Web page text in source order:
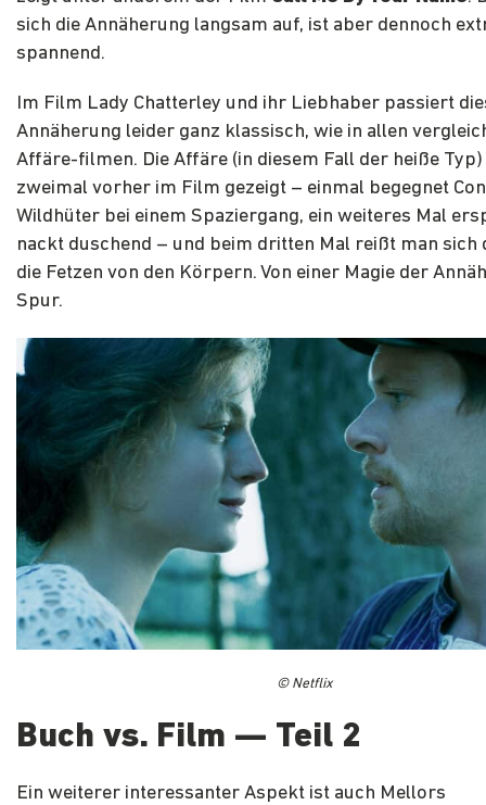
sich die Annäherung langsam auf, ist aber dennoch
spannend.
Im Film Lady Chatterley und ihr Liebhaber passiert
Annäherung leider ganz klassisch, wie in allen
Affäre-filmen. Die Affäre (in diesem Fall der heiße
zweimal vorher im Film gezeigt – einmal begegnet
Wildhüter bei einem Spaziergang, ein weiteres Mal
nackt duschend – und beim dritten Mal reißt man sich
die Fetzen von den Körpern. Von einer Magie der
Spur.
© Netflix
Buch vs. Film — Teil 2
Ein weiterer interessanter Aspekt ist auch Mellors